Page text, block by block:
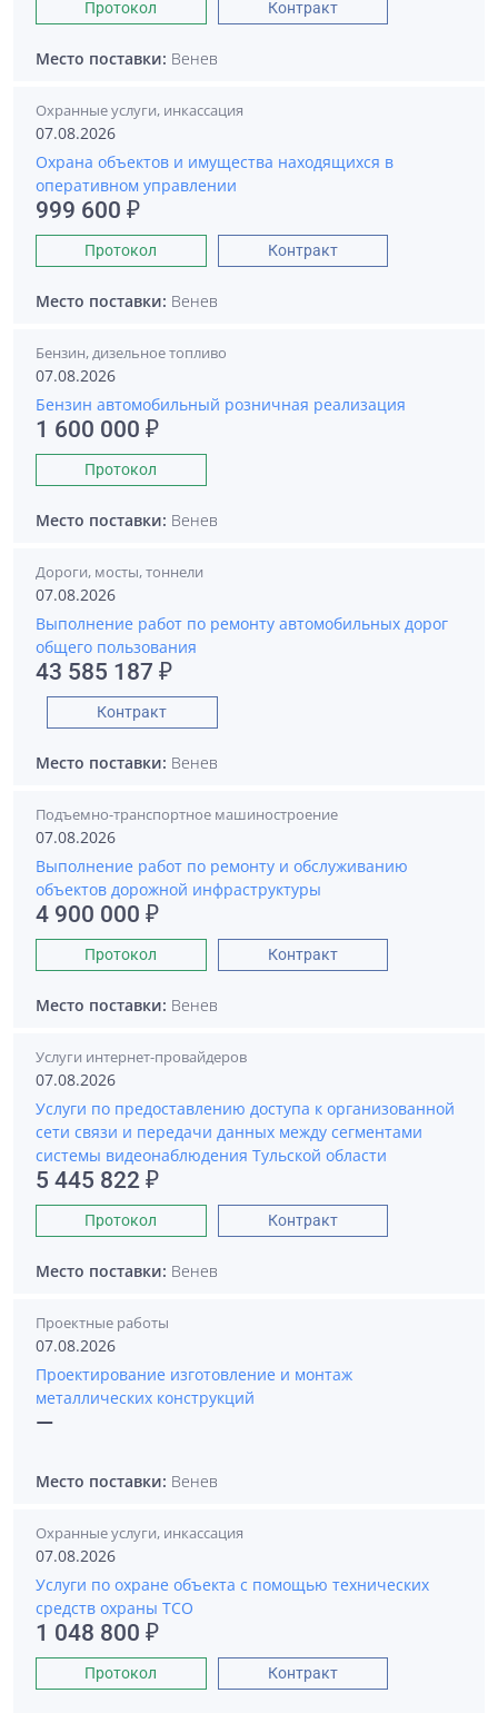
Протокол Контракт
Место поставки: Венев
Охранные услуги, инкассация
07.08.2026
Охрана объектов и имущества находящихся в
оперативном управлении
999 600 ₽
Протокол Контракт
Место поставки: Венев
Бензин, дизельное топливо
07.08.2026
Бензин автомобильный розничная реализация
1 600 000 ₽
Протокол
Место поставки: Венев
Дороги, мосты, тоннели
07.08.2026
Выполнение работ по ремонту автомобильных дорог
общего пользования
43 585 187 ₽
Контракт
Место поставки: Венев
Подъемно-транспортное машиностроение
07.08.2026
Выполнение работ по ремонту и обслуживанию
объектов дорожной инфраструктуры
4 900 000 ₽
Протокол Контракт
Место поставки: Венев
Услуги интернет-провайдеров
07.08.2026
Услуги по предоставлению доступа к организованной
сети связи и передачи данных между сегментами
системы видеонаблюдения Тульской области
5 445 822 ₽
Протокол Контракт
Место поставки: Венев
Проектные работы
07.08.2026
Проектирование изготовление и монтаж
металлических конструкций
—
Место поставки: Венев
Охранные услуги, инкассация
07.08.2026
Услуги по охране объекта с помощью технических
средств охраны ТСО
1 048 800 ₽
Протокол Контракт